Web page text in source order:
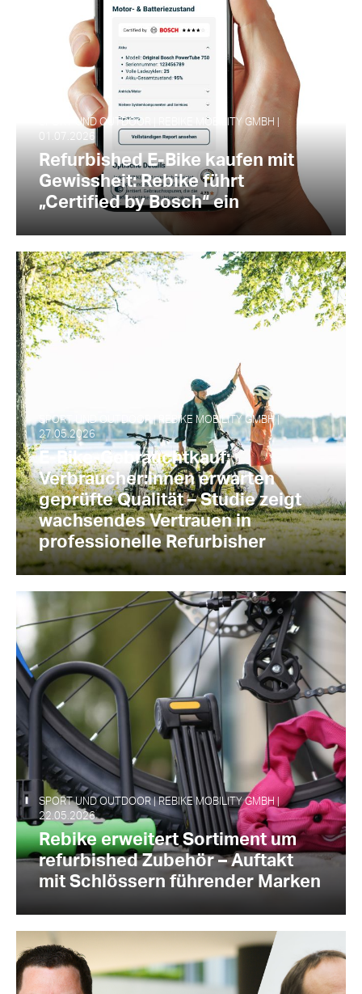
SPORT UND OUTDOOR | REBIKE MOBILITY GMBH |
01.07.2026
Refurbished E-Bike kaufen mit
Gewissheit: Rebike führt
„Certified by Bosch“ ein
SPORT UND OUTDOOR | REBIKE MOBILITY GMBH |
27.05.2026
E-Bike-Gebrauchtkauf:
Verbraucher:innen erwarten
geprüfte Qualität – Studie zeigt
wachsendes Vertrauen in
professionelle Refurbisher
SPORT UND OUTDOOR | REBIKE MOBILITY GMBH |
22.05.2026
Rebike erweitert Sortiment um
refurbished Zubehör – Auftakt
mit Schlössern führender Marken